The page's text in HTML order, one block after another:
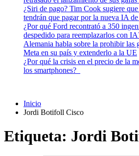
¿Siri de pago? Tim Cook sugiere
tendrán que pagar por la nueva IA
¿Por qué Ford recontrató a 350
despedido para reemplazarlos con
Alemania habla sobre la prohibir las
Meta en su país y extenderlo a la UE
¿Por qué la crisis en el precio de la
los smartphones?
Inicio
Jordi Botifoll Cisco
Etiqueta: Jordi